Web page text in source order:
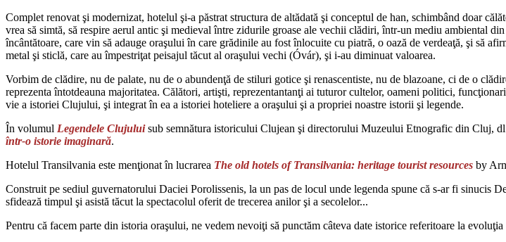
Complet renovat şi modernizat, hotelul şi-a păstrat structura de altădată şi conceptul de han, schimbând doar
vrea să simtă, să respire aerul antic şi medieval între zidurile groase ale vechii clădiri, într-un mediu ambiental
încântătoare, care vin să adauge oraşului în care grădinile au fost înlocuite cu piatră, o oază de verdeaţă, şi să
metal şi sticlă, care au împestriţat peisajul tăcut al oraşului vechi (Óvár), şi i-au diminuat valoarea.
Vorbim de clădire, nu de palate, nu de o abundenţă de stiluri gotice şi renascentiste, nu de blazoane, ci de o
reprezenta întotdeauna majoritatea. Călători, artişti, reprezentantanţi ai tuturor cultelor, oameni politici,
vie a istoriei Clujului, şi integrat în ea a istoriei hoteliere a oraşului şi a propriei noastre istorii şi legende.
În volumul Legendele Clujului sub semnătura istoricului Clujean şi directorului Muzeului Etnografic din Cluj,
într-o istorie imaginară.
Hotelul Transilvania este menţionat în lucrarea The old hotels of Transilvania: heritage tourist resources by
Construit pe sediul guvernatorului Daciei Porolissenis, la un pas de locul unde legenda spune că s-ar fi
sfidează timpul şi asistă tăcut la spectacolul oferit de trecerea anilor şi a secolelor...
Pentru că facem parte din istoria oraşului, ne vedem nevoiţi să punctăm câteva date istorice referitoare la